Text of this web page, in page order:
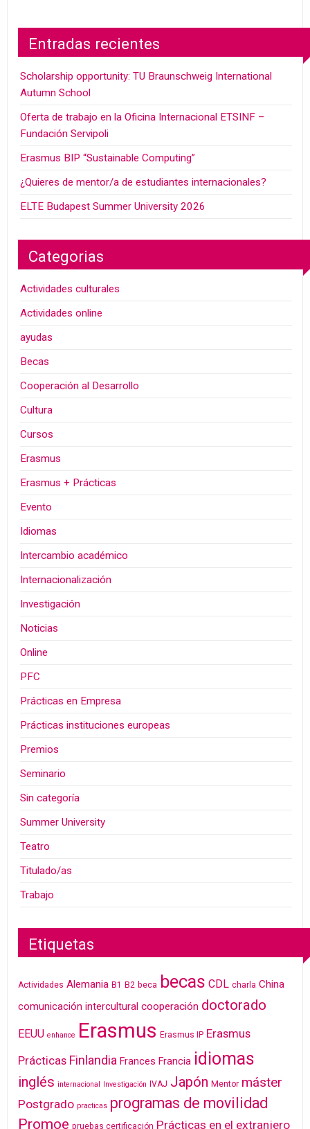
Entradas recientes
Scholarship opportunity: TU Braunschweig International
Autumn School
Oferta de trabajo en la Oficina Internacional ETSINF –
Fundación Servipoli
Erasmus BIP “Sustainable Computing”
¿Quieres de mentor/a de estudiantes internacionales?
ELTE Budapest Summer University 2026
Categorias
Actividades culturales
Actividades online
ayudas
Becas
Cooperación al Desarrollo
Cultura
Cursos
Erasmus
Erasmus + Prácticas
Evento
Idiomas
Intercambio académico
Internacionalización
Investigación
Noticias
Online
PFC
Prácticas en Empresa
Prácticas instituciones europeas
Premios
Seminario
Sin categoría
Summer University
Teatro
Titulado/as
Trabajo
Etiquetas
Actividades Alemania B1 B2 beca becas CDL charla China
comunicación intercultural cooperación doctorado
EEUU enhance Erasmus Erasmus IP Erasmus
Prácticas Finlandia Frances Francia idiomas
inglés internacional Investigación IVAJ Japón Mentor máster
Postgrado practicas programas de movilidad
Promoe pruebas certificación Prácticas en el extranjero